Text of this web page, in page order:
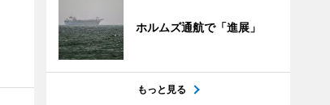
ホルムズ通航で「進展」
もっと見る